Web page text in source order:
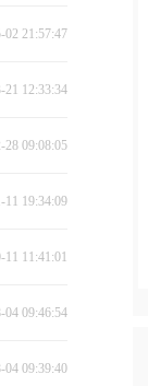
02 21:57:47
21 12:33:34
28 09:08:05
11 19:34:09
11 11:41:01
04 09:46:54
04 09:39:40